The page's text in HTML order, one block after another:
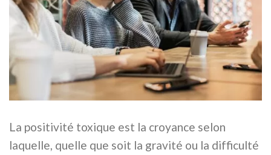
La positivité toxique est la croyance selon
laquelle, quelle que soit la gravité ou la difficulté